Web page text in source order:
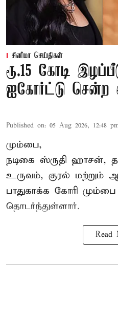
சினிமா செய்திகள்
ரூ.15 கோடி
ஐகோர்ட்டு சென்ற
Published on: 05 Aug 2026, 12:48
மும்பை,
நடிகை ஸ்ருதி ஹாசன்,
உருவம், குரல் மற்றும்
பாதுகாக்க கோரி
தொடர்ந்துள்ளார்.
Read